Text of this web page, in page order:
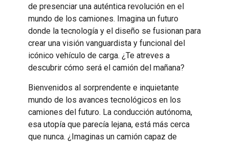
de presenciar una auténtica revolución en el
mundo de los camiones. Imagina un futuro
donde la tecnología y el diseño se fusionan para
crear una visión vanguardista y funcional del
icónico vehículo de carga. ¿Te atreves a
descubrir cómo será el camión del mañana?
Bienvenidos al sorprendente e inquietante
mundo de los avances tecnológicos en los
camiones del futuro. La conducción autónoma,
esa utopía que parecía lejana, está más cerca
que nunca. ¿Imaginas un camión capaz de